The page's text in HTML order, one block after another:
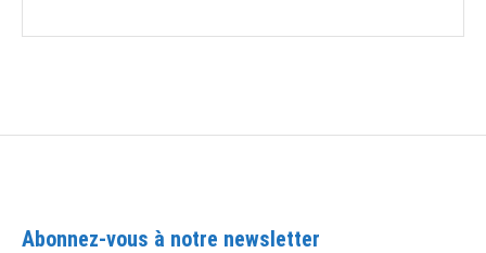
Abonnez-vous à notre newsletter